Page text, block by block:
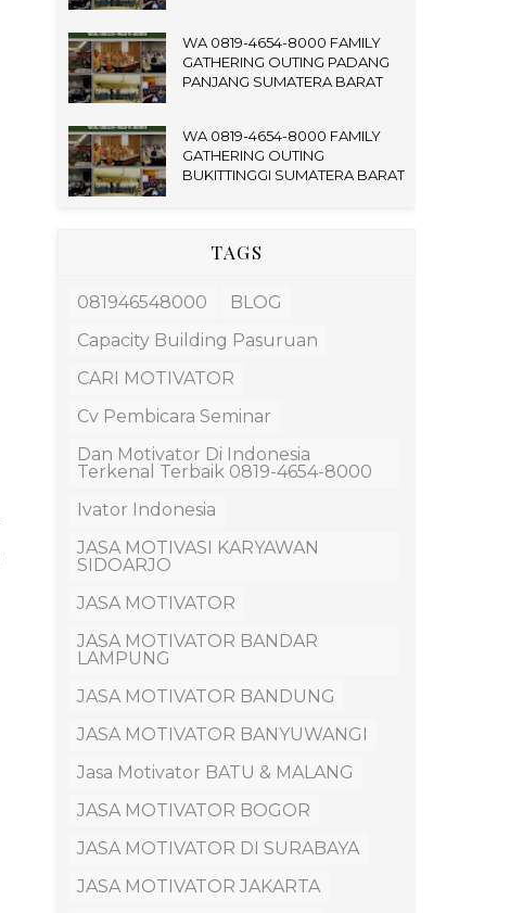
WA 0819-4654-8000 FAMILY
GATHERING OUTING PADANG
PANJANG SUMATERA BARAT
WA 0819-4654-8000 FAMILY
GATHERING OUTING
BUKITTINGGI SUMATERA BARAT
TAGS
081946548000
BLOG
Capacity Building Pasuruan
CARI MOTIVATOR
Cv Pembicara Seminar
Dan Motivator Di Indonesia
Terkenal Terbaik 0819-4654-8000
Ivator Indonesia
JASA MOTIVASI KARYAWAN
SIDOARJO
JASA MOTIVATOR
JASA MOTIVATOR BANDAR
LAMPUNG
JASA MOTIVATOR BANDUNG
JASA MOTIVATOR BANYUWANGI
Jasa Motivator BATU & MALANG
JASA MOTIVATOR BOGOR
JASA MOTIVATOR DI SURABAYA
JASA MOTIVATOR JAKARTA